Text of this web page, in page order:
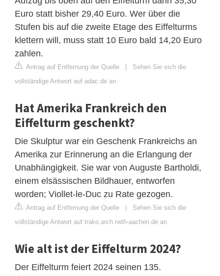
Euro statt bisher 29,40 Euro. Wer über die
Stufen bis auf die zweite Etage des Eiffelturms
klettern will, muss statt 10 Euro bald 14,20 Euro
zahlen.
Antrag auf Entfernung der Quelle | Sehen Sie sich die
vollständige Antwort auf adac.de an
Hat Amerika Frankreich den
Eiffelturm geschenkt?
Die Skulptur war ein Geschenk Frankreichs an
Amerika zur Erinnerung an die Erlangung der
Unabhängigkeit. Sie war von Auguste Bartholdi,
einem elsässischen Bildhauer, entworfen
worden; Viollet-le-Duc zu Rate gezogen.
Antrag auf Entfernung der Quelle | Sehen Sie sich die
vollständige Antwort auf trako.arch.rwth-aachen.de an
Wie alt ist der Eiffelturm 2024?
Der Eiffelturm feiert 2024 seinen 135.